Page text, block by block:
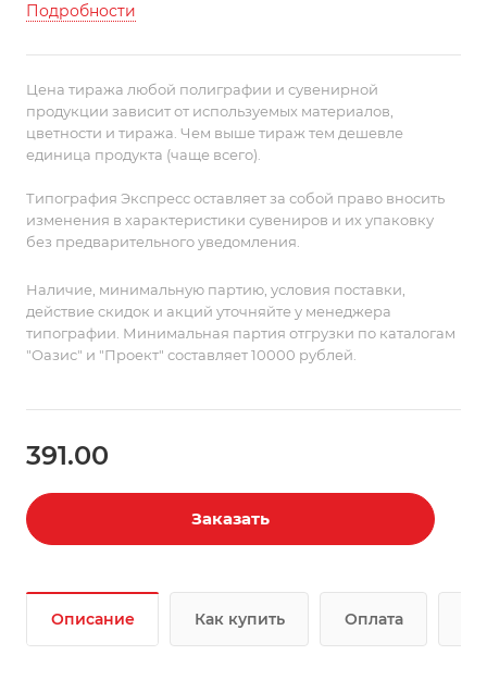
Подробности
Цена тиража любой полиграфии и сувенирной
продукции зависит от используемых материалов,
цветности и тиража. Чем выше тираж тем дешевле
единица продукта (чаще всего).
Типография Экспресс оставляет за собой право вносить
изменения в характеристики сувениров и их упаковку
без предварительного уведомления.
Наличие, минимальную партию, условия поставки,
действие скидок и акций уточняйте у менеджера
типографии. Минимальная партия отгрузки по каталогам
"Оазис" и "Проект" составляет 10000 рублей.
391.00
Заказать
Описание Как купить Оплата